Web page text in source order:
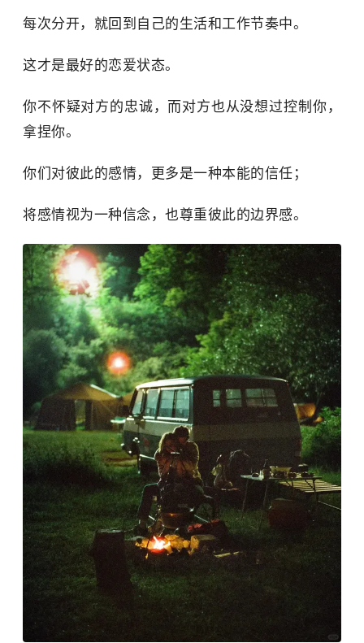
每次分开，就回到自己的生活和工作节奏中。
这才是最好的恋爱状态。
你不怀疑对方的忠诚，而对方也从没想过控制你，
拿捏你。
你们对彼此的感情，更多是一种本能的信任；
将感情视为一种信念，也尊重彼此的边界感。